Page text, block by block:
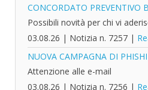
CONCORDATO PREVENTIVO
Possibili novità per chi vi
03.08.26 | Notizia n. 7257 |
NUOVA CAMPAGNA DI
Attenzione alle e-mail
03.08.26 | Notizia n. 7256 |